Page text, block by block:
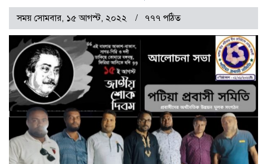
সময় সোমবার, ১৫ আগস্ট, ২০২২ ৭৭৭ পঠিত